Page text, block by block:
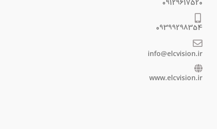
09129617520
09399298354
info@elcvision.ir
www.elcvision.ir